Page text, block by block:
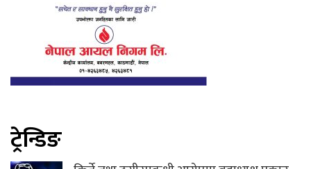
ट्रेन्डिङ